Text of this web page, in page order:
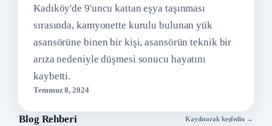
Kadıköy'de 9'uncu kattan eşya taşınması
sırasında, kamyonette kurulu bulunan yük
asansörüne binen bir kişi, asansörün teknik bir
arıza nedeniyle düşmesi sonucu hayatını
kaybetti.
Temmuz 8, 2024
Blog Rehberi Kaydırarak keşfedin →